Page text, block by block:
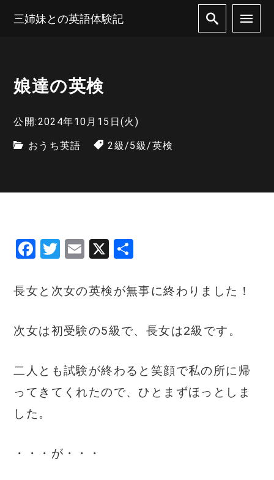
三姉妹との英語体験記
娘達の英検
公開:2024年10月15日(火)
おうち英語 2級/5級/英検
F
c
b
o
k
T
it
r
E
ai
X
長女と次女の英検が無事に終わりました！
次女は初受験の5級で、長女は2級です。
二人とも試験が終わると笑顔で私の所に帰
ってきてくれたので、ひとまずほっとしま
した。
・・・が・・・